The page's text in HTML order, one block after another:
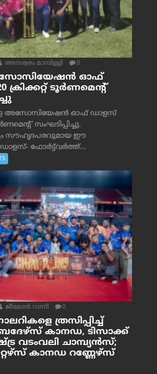
അനശ്വരം മാമ്പിള്ളി 0
ഓഫ്
ക്രിക്കറ്റ് ടൂർണമെന്റ്
അസോസിയേഷൻ ഓഫ് ഡാളസ്
സംഘടിപ്പിച്ചു.
സൗഹൃദപരവുമായ ഈ
ഫോർട്ട്‌വര്‍ത്ത്...
ജീമോന്‍ റാന്നി 0
ത്രസിപ്പിച്ച്
കാനഡ, ടിസാക്ക്
വടംവലി ചാമ്പ്യന്‍സ്;
കാനഡ റണ്ണേഴ്‌സ്